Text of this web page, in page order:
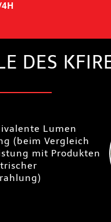
DES
Lumen
(beim Vergleich
mit Produkten